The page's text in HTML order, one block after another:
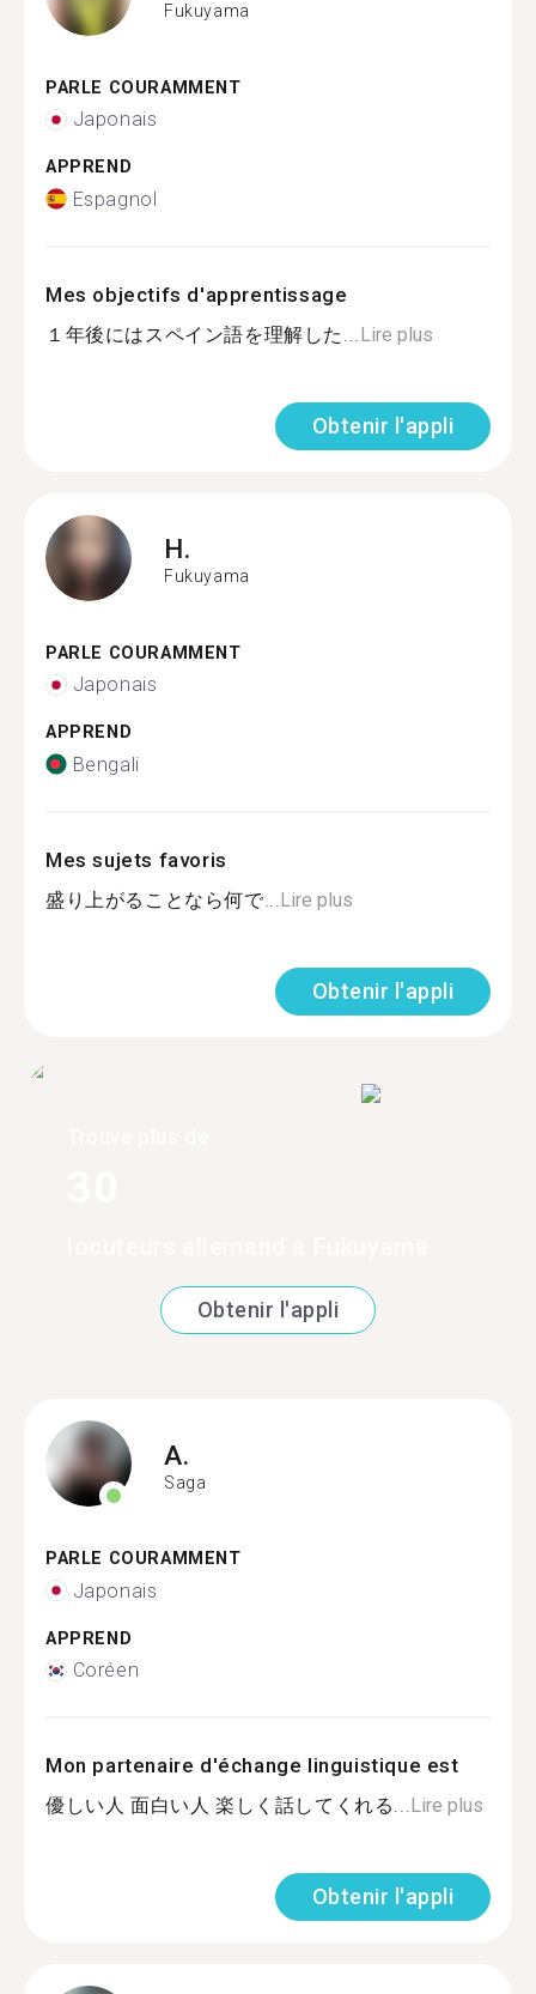
Fukuyama
PARLE COURAMMENT
Japonais
APPREND
Espagnol
Mes objectifs d'apprentissage
１年後にはスペイン語を理解した... Lire plus
Obtenir l'appli
H.
Fukuyama
PARLE COURAMMENT
Japonais
APPREND
Bengali
Mes sujets favoris
盛り上がることなら何で... Lire plus
Obtenir l'appli
Obtenir l'appli
A.
Saga
PARLE COURAMMENT
Japonais
APPREND
Coréen
Mon partenaire d'échange linguistique est
優しい人 面白い人 楽しく話してくれる...Lire plus
Obtenir l'appli